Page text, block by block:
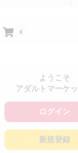
0
ようこそ
アダルトマーケ
ログイン
新規登録